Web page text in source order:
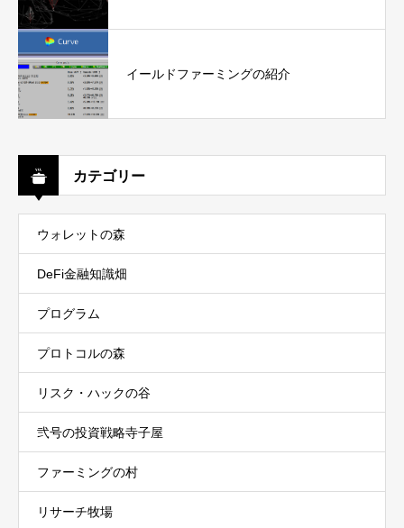
イールドファーミングの紹介
カテゴリー
ウォレットの森
DeFi金融知識畑
プログラム
プロトコルの森
リスク・ハックの谷
弐号の投資戦略寺子屋
ファーミングの村
リサーチ牧場